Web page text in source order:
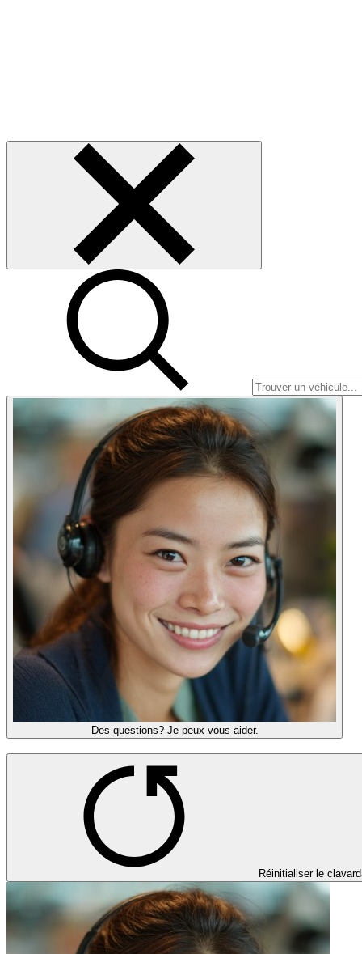
Des questions? Je peux vous aider.
Réinitialiser le